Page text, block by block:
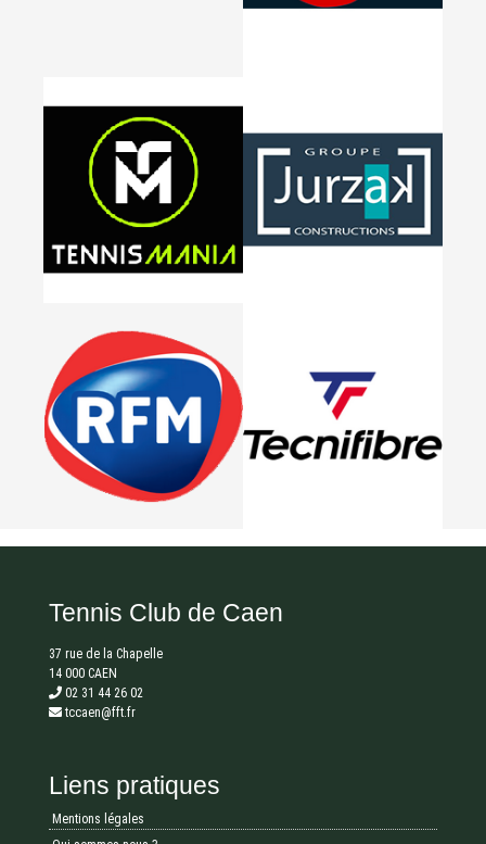
Tennis Club de Caen
37 rue de la Chapelle
14 000 CAEN
02 31 44 26 02
tccaen@fft.fr
Liens pratiques
Mentions légales